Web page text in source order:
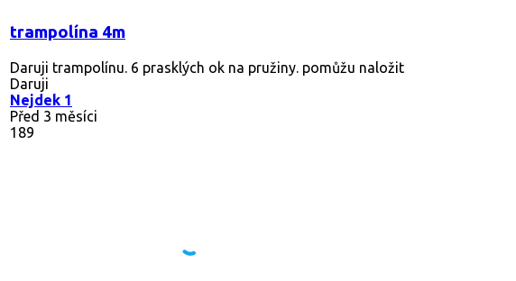
trampolína 4m
Daruji trampolínu. 6 prasklých ok na pružiny. pomůžu naložit
Daruji
Nejdek 1
Před 3 měsíci
189